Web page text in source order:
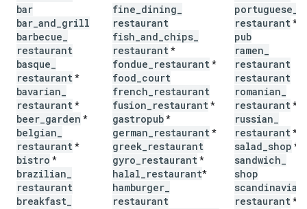
bar
bar and grill
barbecue
restaurant
basque
restaurant*
bavarian
restaurant*
beer garden *
belgian
restaurant*
bistro *
brazilian
restaurant
breakfast
fine dining
restaurant
fish and chips
restaurant*
fondue restaurant*
food court
french restaurant
fusion restaurant*
gastropub*
german restaurant*
greek restaurant
gyro restaurant*
halal restaurant*
hamburger
restaurant
portuguese
restaurant*
pub
ramen
restaurant
restaurant
romanian
restaurant*
russian
restaurant*
salad shop *
sandwich
shop
scandinavian
restaurant*